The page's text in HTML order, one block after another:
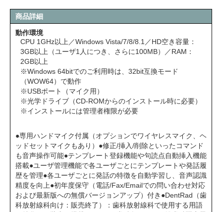
商品詳細
動作環境
CPU 1GHz以上／Windows Vista/7/8/8.1／HD空き容量：
3GB以上（ユーザ1人につき、さらに100MB）／RAM：
2GB以上
※Windows 64bitでのご利用時は、32bit互換モード
（WOW64）で動作
※USBポート（マイク用）
※光学ドライブ（CD-ROMからのインストール時に必要）
※インストールには管理者権限が必要
●専用ハンドマイク付属（オプションでワイヤレスマイク、ヘ
ッドセットマイクもあり）●修正/挿入/削除といったコマンド
も音声操作可能●テンプレート登録機能や句読点自動挿入機能
搭載●ユーザ管理機能で各ユーザごとにテンプレートや発話履
歴を管理●各ユーザごとに発話の特徴を自動学習し、音声認識
精度を向上●初年度保守（電話/Fax/Emailでの問い合わせ対応
および最新版への無償バージョンアップ）付き●DentRad（歯
科放射線科向け：販売終了）：歯科放射線科で使用する用語